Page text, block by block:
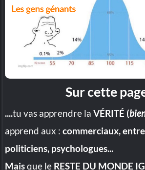
Sur cette
....tu vas apprendre la VÉRITÉ (
apprend aux : commerciaux,
politiciens, psychologues...
Maisque le RESTE DU MONDE